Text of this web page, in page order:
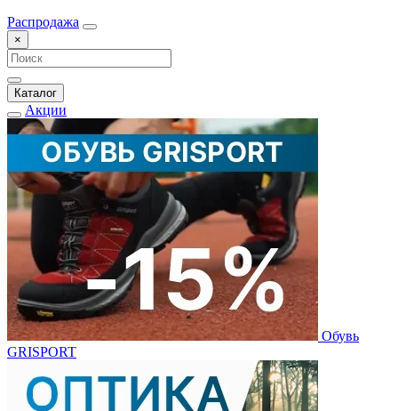
Распродажа
×
Каталог
Акции
Обувь
GRISPORT